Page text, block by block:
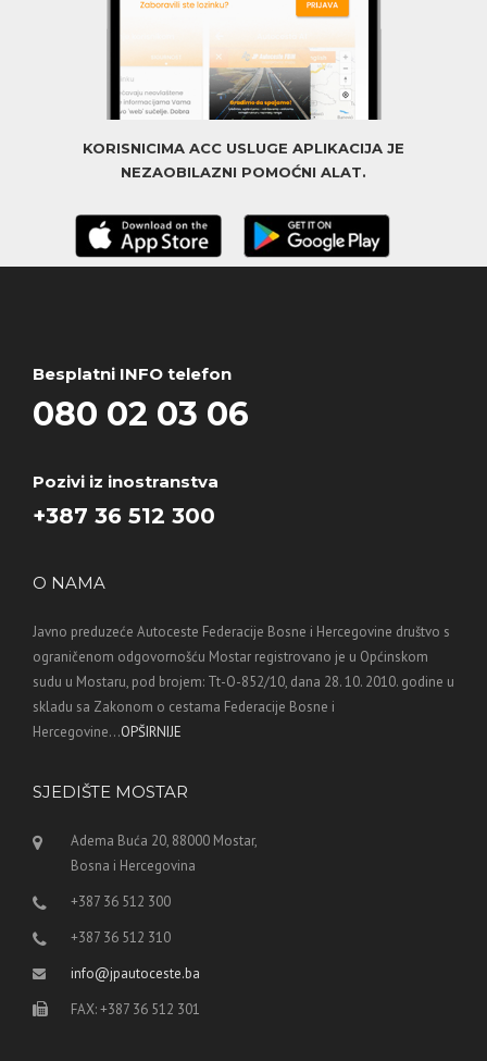
KORISNICIMA ACC USLUGE APLIKACIJA JE
NEZAOBILAZNI POMOĆNI ALAT.
Besplatni INFO telefon
080 02 03 06
Pozivi iz inostranstva
+387 36 512 300
O NAMA
Javno preduzeće Autoceste Federacije Bosne i Hercegovine društvo s
ograničenom odgovornošću Mostar registrovano je u Općinskom
sudu u Mostaru, pod brojem: Tt-O-852/10, dana 28. 10. 2010. godine u
skladu sa Zakonom o cestama Federacije Bosne i
Hercegovine...OPŠIRNIJE
SJEDIŠTE MOSTAR
Adema Buća 20, 88000 Mostar,
Bosna i Hercegovina
+387 36 512 300
+387 36 512 310
info@jpautoceste.ba
FAX: +387 36 512 301